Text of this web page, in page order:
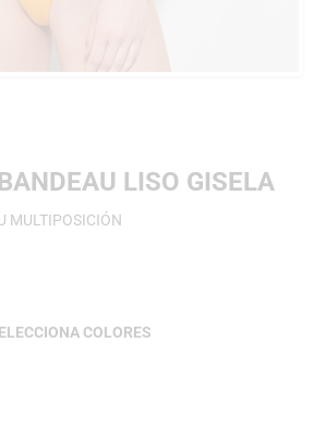
LISO GISELA
MULTIPOSICIÓN
COLORES